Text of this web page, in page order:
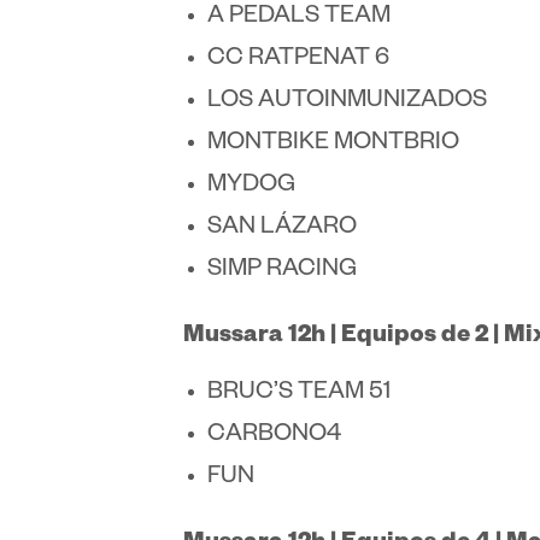
A PEDALS TEAM
CC RATPENAT 6
LOS AUTOINMUNIZADOS
MONTBIKE MONTBRIO
MYDOG
SAN LÁZARO
SIMP RACING
Mussara 12h | Equipos de 2 |
BRUC’S TEAM 51
CARBONO4
FUN